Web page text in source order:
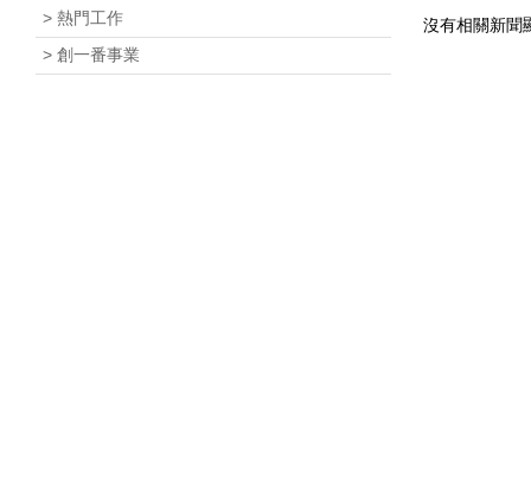
> 熱門工作
> 創一番事業
沒有相關新聞